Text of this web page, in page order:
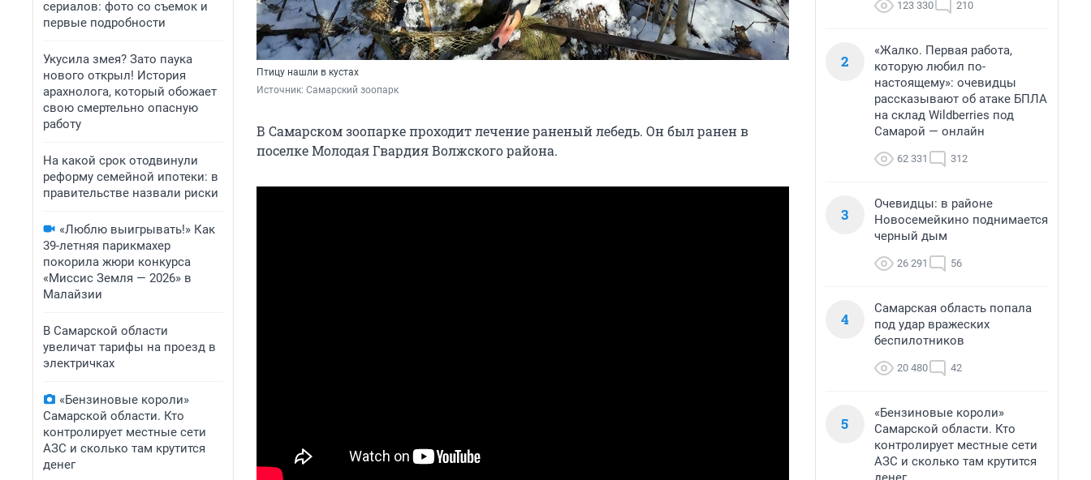
сериалов: фото со съемок и
первые подробности
Укусила змея? Зато паука
нового открыл! История
арахнолога, который обожает
свою смертельно опасную
работу
На какой срок отодвинули
реформу семейной ипотеки: в
правительстве назвали риски
«Люблю выигрывать!» Как
39-летняя парикмахер
покорила жюри конкурса
«Миссис Земля — 2026» в
Малайзии
В Самарской области
увеличат тарифы на проезд в
электричках
«Бензиновые короли»
Самарской области. Кто
контролирует местные сети
АЗС и сколько там крутится
денег
Птицу нашли в кустах
Источник: Самарский зоопарк
В Самарском зоопарке проходит лечение раненый лебедь. Он был ранен в
поселке Молодая Гвардия Волжского района.
123 330 210
2
«Жалко. Первая работа,
которую любил по-
настоящему»: очевидцы
рассказывают об атаке БПЛА
на склад Wildberries под
Самарой — онлайн
62 331 312
3
Очевидцы: в районе
Новосемейкино поднимается
черный дым
26 291 56
4
Самарская область попала
под удар вражеских
беспилотников
20 480 42
5
«Бензиновые короли»
Самарской области. Кто
контролирует местные сети
АЗС и сколько там крутится